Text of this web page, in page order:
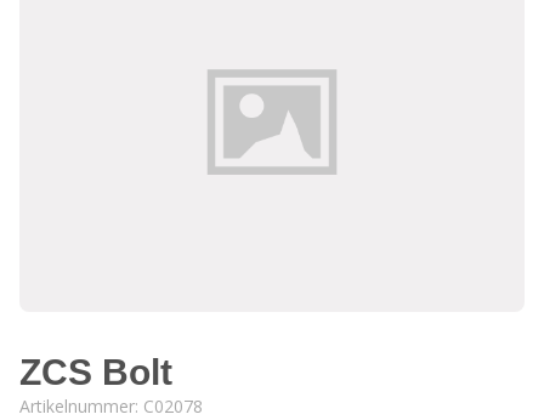
ZCS Bolt
Artikelnummer: C02078